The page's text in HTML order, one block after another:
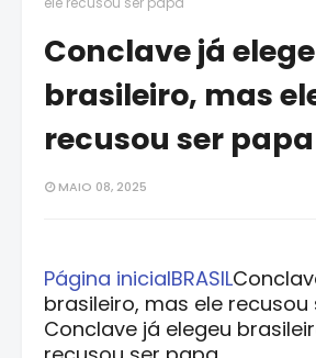
Conclave já
brasileiro, mas
recusou ser papa
MAIO 08, 2025
Página inicialBRASIL
brasileiro, mas ele
Conclave já elegeu